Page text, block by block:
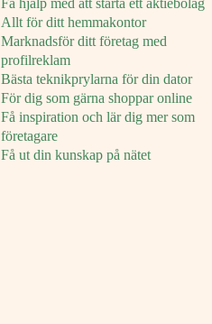
Få hjälp med att starta ett aktiebolag
Allt för ditt hemmakontor
Marknadsför ditt företag med
profilreklam
Bästa teknikprylarna för din dator
För dig som gärna shoppar online
Få inspiration och lär dig mer som
företagare
Få ut din kunskap på nätet